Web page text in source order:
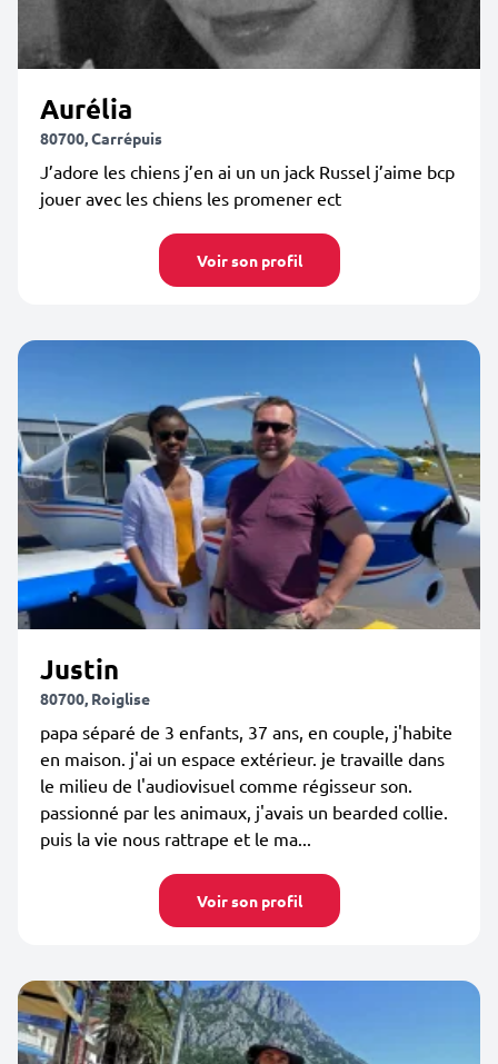
Aurélia
80700, Carrépuis
J’adore les chiens j’en ai un un jack Russel j’aime bcp
jouer avec les chiens les promener ect
Voir son profil
Justin
80700, Roiglise
papa séparé de 3 enfants, 37 ans, en couple, j'habite
en maison. j'ai un espace extérieur. je travaille dans
le milieu de l'audiovisuel comme régisseur son.
passionné par les animaux, j'avais un bearded collie.
puis la vie nous rattrape et le ma...
Voir son profil